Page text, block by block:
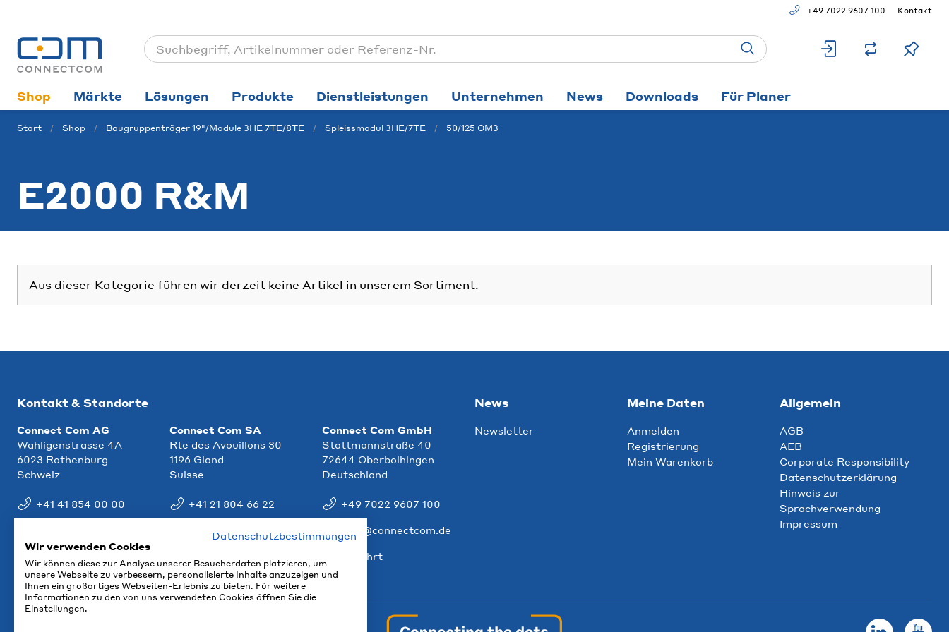
+49 7022 9607 100 Kontakt
Shop Märkte Lösungen Produkte Dienstleistungen Unternehmen News Downloads Für Planer
Start Shop Baugruppenträger 19"/Module 3HE 7TE/8TE Spleissmodul 3HE/7TE 50/125 OM3
E2000 R&M
Aus dieser Kategorie führen wir derzeit keine Artikel in unserem Sortiment.
Kontakt & Standorte
Connect Com AG
Wahligenstrasse 4A
6023 Rothenburg
Schweiz
+41 41 854 00 00
Connect Com SA
Rte des Avouillons 30
1196 Gland
Suisse
+41 21 804 66 22
info@ccm.ch
Connect Com GmbH
Stattmannstraße 40
72644 Oberboihingen
Deutschland
+49 7022 9607 100
info@connectcom.de
Anfahrt
News
Newsletter
Meine Daten
Anmelden
Registrierung
Mein Warenkorb
Allgemein
AGB
AEB
Corporate Responsibility
Datenschutzerklärung
Hinweis zur
Sprachverwendung
Impressum
Datenschutzbestimmungen
Wir verwenden Cookies
Wir können diese zur Analyse unserer Besucherdaten platzieren, um
unsere Webseite zu verbessern, personalisierte Inhalte anzuzeigen und
Ihnen ein großartiges Webseiten-Erlebnis zu bieten. Für weitere
Informationen zu den von uns verwendeten Cookies öffnen Sie die
Einstellungen.